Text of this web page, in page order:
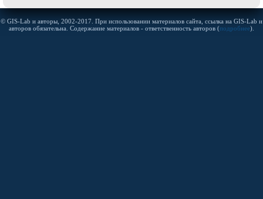
© GIS-Lab и авторы, 2002-2017. При использовании материалов сайта, ссылка на GIS-Lab и
авторов обязательна. Содержание материалов - ответственность авторов (подробнее).